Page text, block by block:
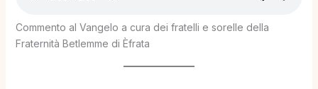
Commento al Vangelo a cura dei fratelli e sorelle della
Fraternità Betlemme di Èfrata